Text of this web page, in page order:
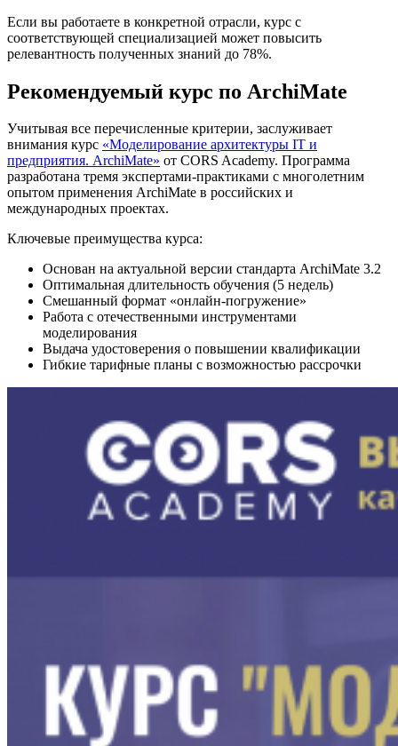
Если вы работаете в конкретной отрасли, курс с
соответствующей специализацией может повысить
релевантность полученных знаний до 78%.
Рекомендуемый курс по ArchiMate
Учитывая все перечисленные критерии, заслуживает
внимания курс «Моделирование архитектуры IT и
предприятия. ArchiMate» от CORS Academy. Программа
разработана тремя экспертами-практиками с многолетним
опытом применения ArchiMate в российских и
международных проектах.
Ключевые преимущества курса:
Основан на актуальной версии стандарта ArchiMate 3.2
Оптимальная длительность обучения (5 недель)
Смешанный формат «онлайн-погружение»
Работа с отечественными инструментами
моделирования
Выдача удостоверения о повышении квалификации
Гибкие тарифные планы с возможностью рассрочки